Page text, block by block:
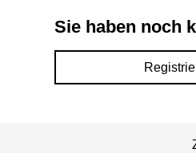
Sie haben noch